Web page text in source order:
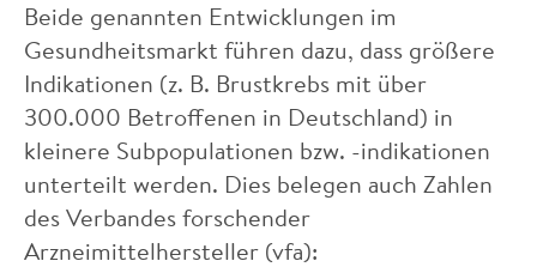
Beide genannten Entwicklungen im
Gesundheitsmarkt führen dazu, dass größere
Indikationen (z. B. Brustkrebs mit über
300.000 Betroffenen in Deutschland) in
kleinere Subpopulationen bzw. -indikationen
unterteilt werden. Dies belegen auch Zahlen
des Verbandes forschender
Arzneimittelhersteller (vfa):